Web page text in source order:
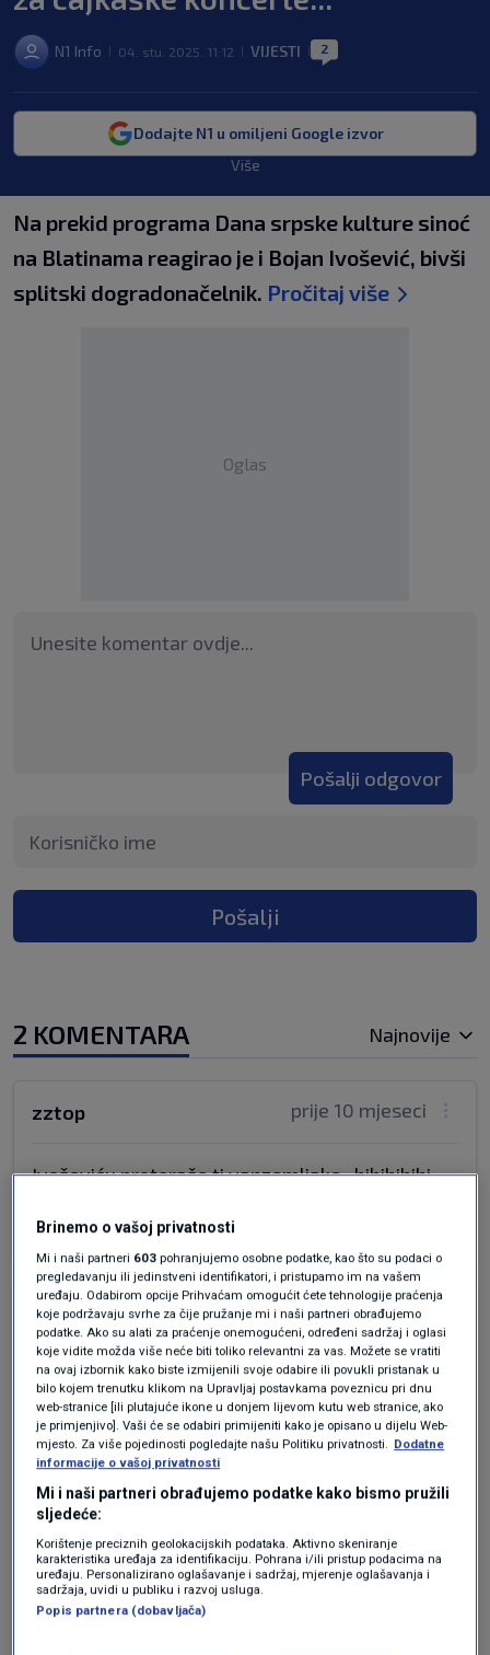
N1 Info 04. stu. 2025. 11:12 VIJESTI 2
Dodajte N1 u omiljeni Google izvor
Više
Na prekid programa Dana srpske kulture sinoć
na Blatinama reagirao je i Bojan Ivošević, bivši
splitski dogradonačelnik. Pročitaj više
Oglas
Pošalji odgovor
Pošalji
2 KOMENTARA Najnovije
prije 10 mjeseci
zztop
Ivoševiću proteraše ti vanzemljake , hihihihihi ...
prije 10 mjeseci
Beli
Domet hrabrosti bi, po Ivoševiću, bio da Hrvati
skinu gače, sagnu se i kažu: ..bite i prođite i,
dođite nam opet.
Nismo im se dovoljno saginjali?
Nismo im se dovoljno klanjali?
Nismo dovoljno šutjeli dok su naše ubijali?
Sad bismo bili velike demokrate i dopustili da
nam se ponovno poseru u zdjelu iz koje mi
jedemo?
Nemoguće je nakon 30 godina da zaboravljate i
Brinemo o vašoj privatnosti
Mi i naši partneri 603 pohranjujemo osobne podatke, kao što su podaci o
pregledavanju ili jedinstveni identifikatori, i pristupamo im na vašem
uređaju. Odabirom opcije Prihvaćam omogućit ćete tehnologije praćenja
koje podržavaju svrhe za čije pružanje mi i naši partneri obrađujemo
podatke. Ako su alati za praćenje onemogućeni, određeni sadržaj i oglasi
koje vidite možda više neće biti toliko relevantni za vas. Možete se vratiti
na ovaj izbornik kako biste izmijenili svoje odabire ili povukli pristanak u
bilo kojem trenutku klikom na Upravljaj postavkama poveznicu pri dnu
web-stranice [ili plutajuće ikone u donjem lijevom kutu web stranice, ako
je primjenjivo]. Vaši će se odabiri primijeniti kako je opisano u dijelu Web-
mjesto. Za više pojedinosti pogledajte našu Politiku privatnosti. Dodatne
informacije o vašoj privatnosti
Mi i naši partneri obrađujemo podatke kako bismo pružili
sljedeće:
Korištenje preciznih geolokacijskih podataka. Aktivno skeniranje
karakteristika uređaja za identifikaciju. Pohrana i/ili pristup podacima na
uređaju. Personalizirano oglašavanje i sadržaj, mjerenje oglašavanja i
sadržaja, uvidi u publiku i razvoj usluga.
Popis partnera (dobavljača)